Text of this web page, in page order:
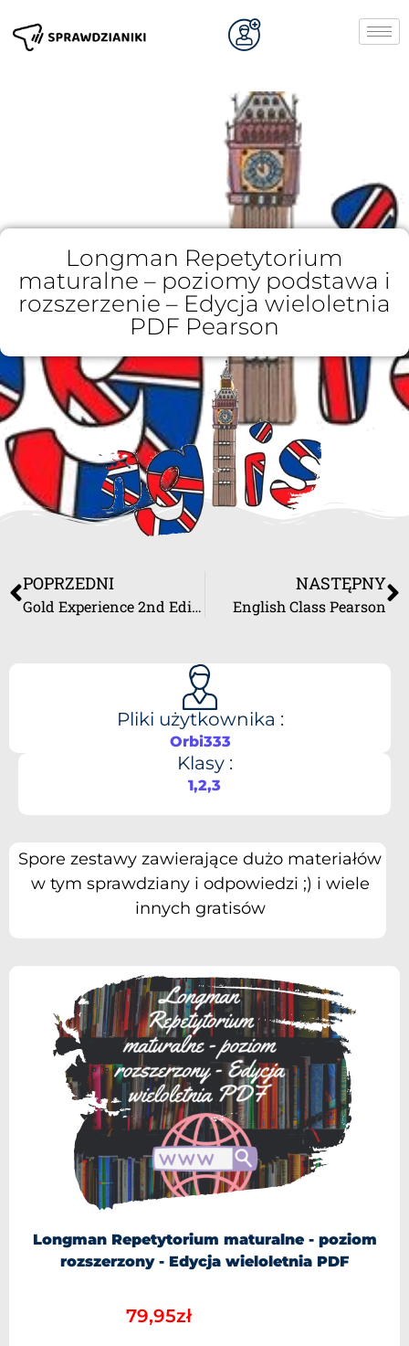
Longman Repetytorium
maturalne – poziomy podstawa i
rozszerzenie – Edycja wieloletnia
PDF Pearson
POPRZEDNI
Gold Experience 2nd Edition – Pearson
NASTĘPNY
English Class Pearson
Pliki użytkownika :
Orbi333
Klasy :
1,2,3
Spore zestawy zawierające dużo materiałów
w tym sprawdziany i odpowiedzi ;) i wiele
innych gratisów
Longman Repetytorium maturalne - poziom
rozszerzony - Edycja wieloletnia PDF
79,95zł